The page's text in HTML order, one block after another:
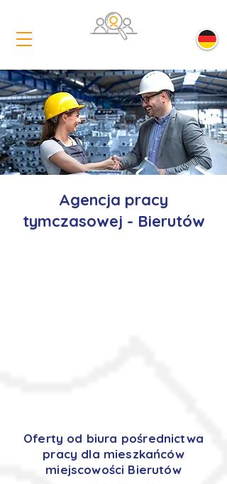
Agencja pracy
tymczasowej - Bierutów
Oferty od biura pośrednictwa
pracy dla mieszkańców
miejscowości Bierutów